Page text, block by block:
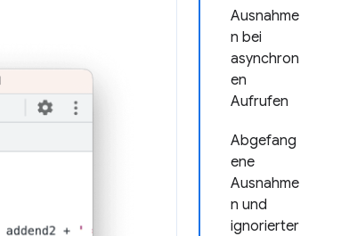
Ausnahme
n bei
asynchron
en
Aufrufen
Abgefang
ene
Ausnahme
n und
ignorierter